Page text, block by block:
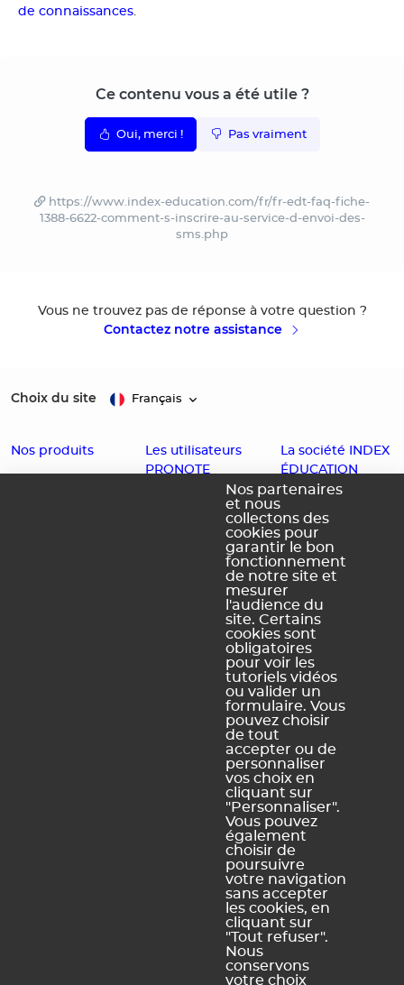
de connaissances.
Ce contenu vous a été utile ?
Oui, merci ! Pas vraiment
https://www.index-education.com/fr/fr-edt-faq-fiche-
1388-6622-comment-s-inscrire-au-service-d-envoi-des-
sms.php
Vous ne trouvez pas de réponse à votre question ?
Contactez notre assistance
Choix du site Français
Nos produits
Les utilisateurs
PRONOTE
Enseignants
La société INDEX
ÉDUCATION
Histoire
Offres d'emploi
Contact
Accessibilité :
Partiellement
conforme
Schéma
pluriannuel
d'accessibilité
numérique
Légal produits
Conditions générales de
vente et d'utilisation
Dispositions relatives à la
protection des données
personnelles
Nos partenaires
et nous
collectons des
cookies pour
garantir le bon
fonctionnement
de notre site et
mesurer
l'audience du
site. Certains
cookies sont
obligatoires
pour voir les
tutoriels vidéos
ou valider un
formulaire. Vous
pouvez choisir
de tout
accepter ou de
personnaliser
vos choix en
cliquant sur
"Personnaliser".
Vous pouvez
également
choisir de
poursuivre
votre navigation
sans accepter
les cookies, en
cliquant sur
"Tout refuser".
Nous
conservons
votre choix